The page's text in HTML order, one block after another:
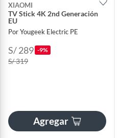
XIAOMI
TV Stick 4K 2nd Generación
EU
Por Yougeek Electric PE
S/ 289 -9%
S/ 319
Agregar